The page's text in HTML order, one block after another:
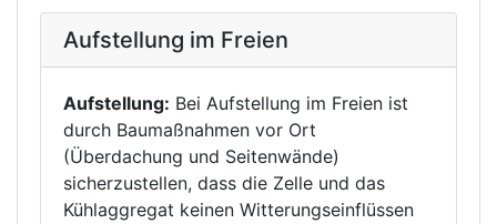
Aufstellung im Freien
Aufstellung: Bei Aufstellung im Freien ist
durch Baumaßnahmen vor Ort
(Überdachung und Seitenwände)
sicherzustellen, dass die Zelle und das
Kühlaggregat keinen Witterungseinflüssen